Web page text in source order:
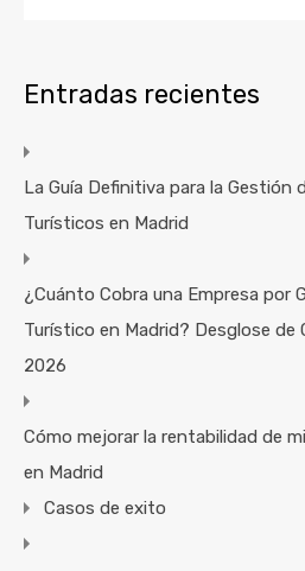
Entradas recientes
La Guía Definitiva para la Gestión
Turísticos en Madrid
¿Cuánto Cobra una Empresa por
Turístico en Madrid? Desglose de
2026
Cómo mejorar la rentabilidad de
en Madrid
Casos de exito